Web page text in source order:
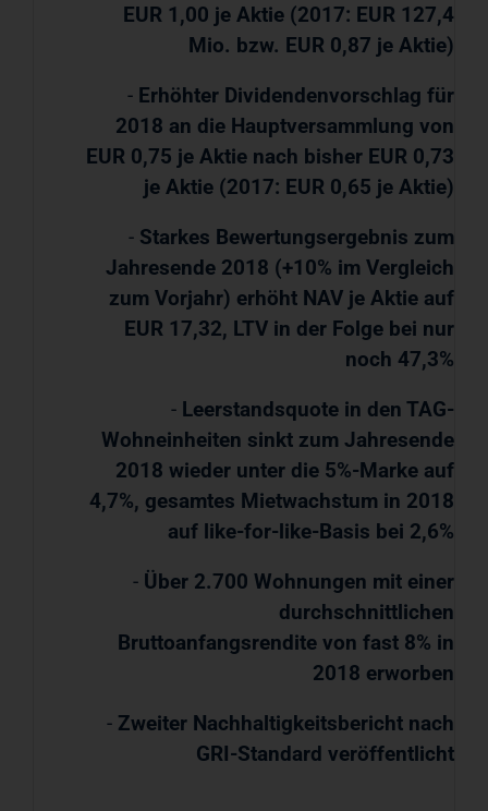
EUR 1,00 je Aktie (2017: EUR 127,4
Mio. bzw. EUR 0,87 je Aktie)
- Erhöhter Dividendenvorschlag für
2018 an die Hauptversammlung von
EUR 0,75 je Aktie nach bisher EUR 0,73
je Aktie (2017: EUR 0,65 je Aktie)
- Starkes Bewertungsergebnis zum
Jahresende 2018 (+10% im Vergleich
zum Vorjahr) erhöht NAV je Aktie auf
EUR 17,32, LTV in der Folge bei nur
noch 47,3%
- Leerstandsquote in den TAG-
Wohneinheiten sinkt zum Jahresende
2018 wieder unter die 5%-Marke auf
4,7%, gesamtes Mietwachstum in 2018
auf like-for-like-Basis bei 2,6%
- Über 2.700 Wohnungen mit einer
durchschnittlichen
Bruttoanfangsrendite von fast 8% in
2018 erworben
- Zweiter Nachhaltigkeitsbericht nach
GRI-Standard veröffentlicht